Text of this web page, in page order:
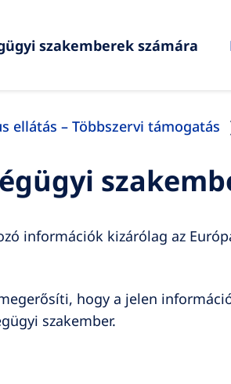
szakemberek számára
ellátás – Többszervi támogatás
információk kizárólag az
hogy a jelen
szakember.